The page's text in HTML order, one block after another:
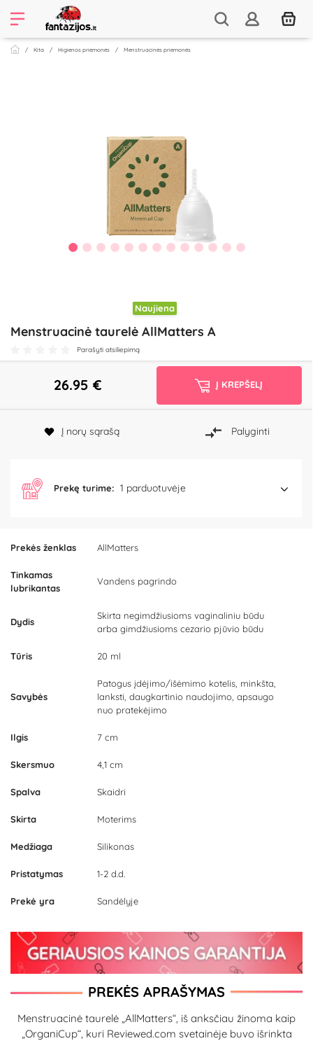
Kita Higienos priemonės Menstruacinės priemonės
Naujiena
Menstruacinė taurelė AllMatters A
Parašyti atsiliepimą
Prekės ženklas AllMatters
Tinkamas
lubrikantas
Vandens pagrindo
Dydis
Skirta negimdžiusioms vaginaliniu būdu
arba gimdžiusioms cezario pjūvio būdu
Tūris 20 ml
Savybės
Patogus įdėjimo/išėmimo kotelis, minkšta,
lanksti, daugkartinio naudojimo, apsaugo
nuo pratekėjimo
Ilgis 7 cm
Skersmuo 4,1 cm
Spalva Skaidri
Skirta Moterims
Medžiaga Silikonas
Pristatymas 1-2 d.d.
Prekė yra Sandėlyje
26.95 € Į KREPŠELĮ
Į norų sąrašą Palyginti
Prekę turime: 1 parduotuvėje
PREKĖS APRAŠYMAS
Menstruacinė taurelė „AllMatters“, iš anksčiau žinoma kaip
„OrganiCup“, kuri Reviewed.com svetainėje buvo išrinkta